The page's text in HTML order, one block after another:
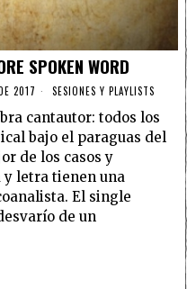
SPOKEN WORD
2017 SESIONES Y PLAYLISTS
cantautor: todos los
bajo el paraguas del
de los casos y
y letra tienen una
El single
de un